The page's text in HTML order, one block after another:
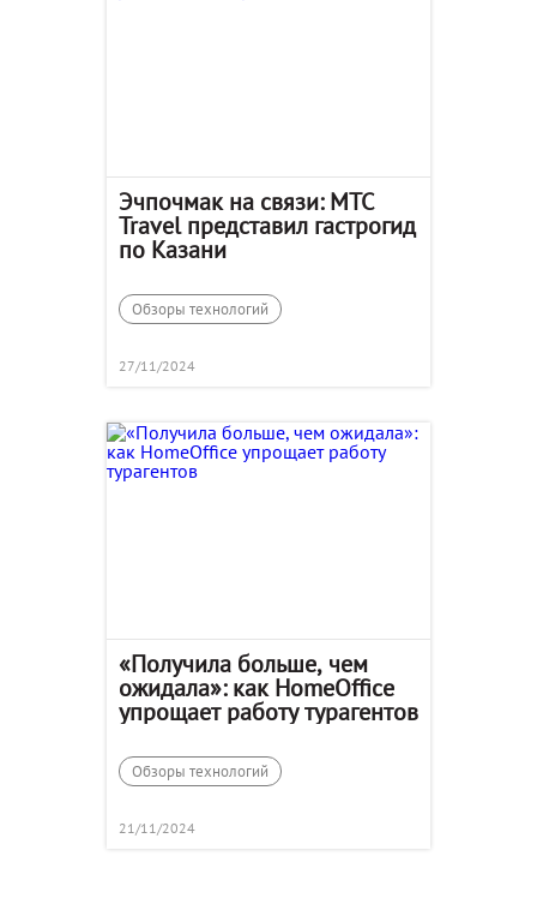
Эчпочмак на связи: MTC
Travel представил гастрогид
по Казани
Обзоры технологий
27/11/2024
«Получила больше, чем
ожидала»: как HomeOffice
упрощает работу турагентов
Обзоры технологий
21/11/2024